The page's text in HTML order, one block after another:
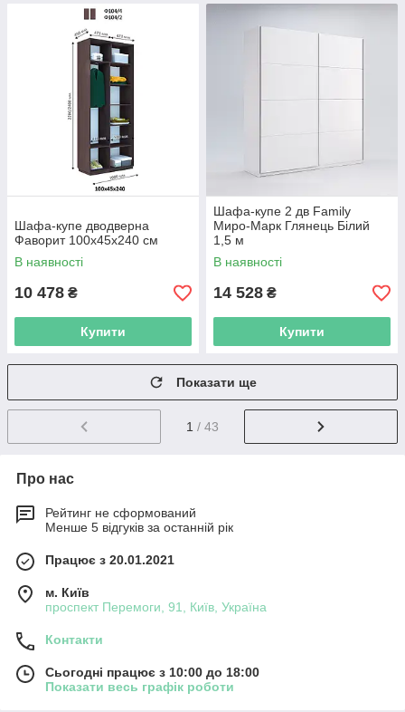
Шафа-купе дводверна
Фаворит 100х45х240 см
В наявності
10 478 ₴
Купити
Шафа-купе 2 дв Family
Миро-Марк Глянець Білий
1,5 м
В наявності
14 528 ₴
Купити
Показати ще
1 / 43
Про нас
Рейтинг не сформований
Менше 5 відгуків за останній рік
Працює з 20.01.2021
м. Київ
проспект Перемоги, 91, Київ, Україна
Контакти
Сьогодні працює з 10:00 до 18:00
Показати весь графік роботи